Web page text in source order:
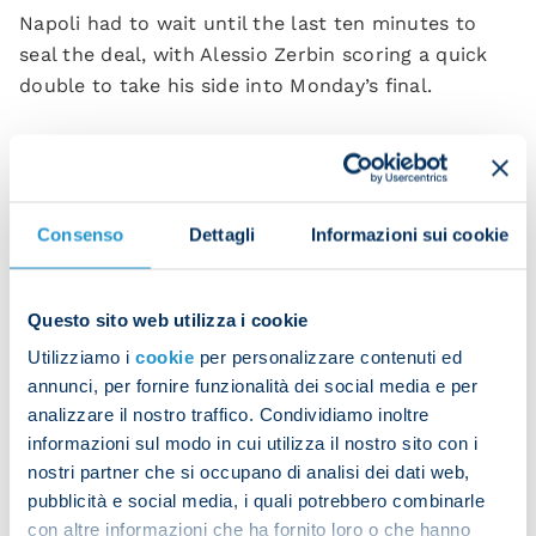
Consenso Dettagli Informazioni sui cookie
Questo sito web utilizza i cookie
Utilizziamo i cookie per personalizzare contenuti ed
annunci, per fornire funzionalità dei social media e per
analizzare il nostro traffico. Condividiamo inoltre
informazioni sul modo in cui utilizza il nostro sito con i
nostri partner che si occupano di analisi dei dati web,
pubblicità e social media, i quali potrebbero combinarle
con altre informazioni che ha fornito loro o che hanno
Napoli had to wait until the last ten minutes to
seal the deal, with Alessio Zerbin scoring a quick
double to take his side into Monday’s final.
Zerbin's run which ended in Napoli's third goal
Napoli 3-0 Fiorentina (HT 1-0)